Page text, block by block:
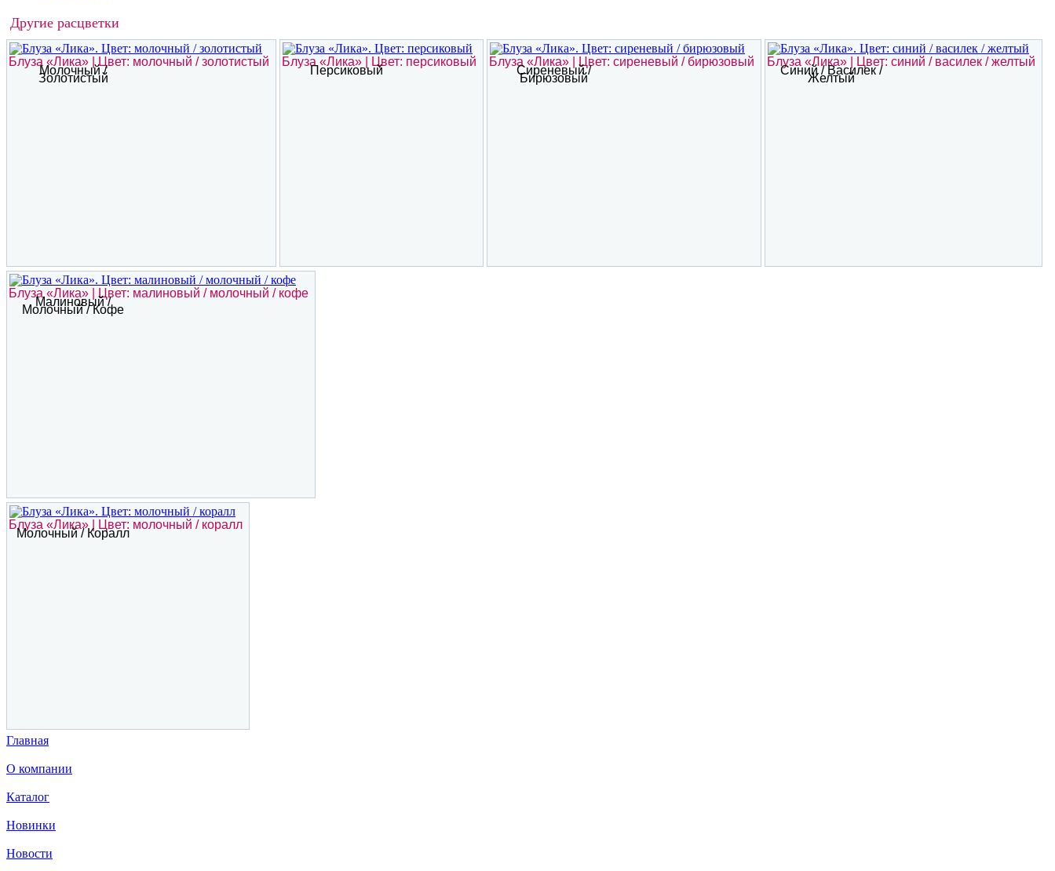
Другие расцветки
Блуза «Лика» | Цвет: молочный / золотистый
Молочный /
Золотистый
Блуза «Лика» | Цвет: персиковый
Персиковый
Блуза «Лика» | Цвет: сиреневый / бирюзовый
Сиреневый /
Бирюзовый
Блуза «Лика» | Цвет: синий / василек / желтый
Синий / Василек /
Желтый
Блуза «Лика» | Цвет: малиновый / молочный / кофе
Малиновый /
Молочный / Кофе
Блуза «Лика» | Цвет: молочный / коралл
Молочный / Коралл
Главная
О компании
Каталог
Новинки
Новости